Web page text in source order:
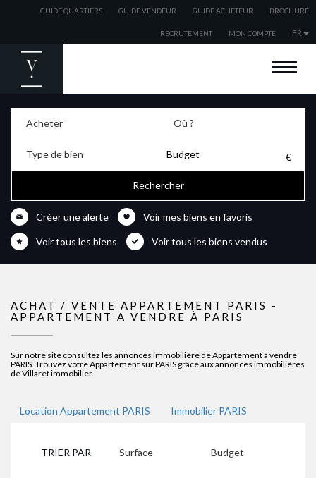
ACHETER
VENDRE
ESTIMER
EXPATRIÉS
NOS AGENCES
NOS ACTUALITÉS
GUIDE QUARTIERS GUIDE VENDEUR GUIDE ACHETEUR BROCHURE
RECRUTEMENT MON COMPTE FR
Acheter Où ?
Type de bien Budget
Créer une alerte Voir mes biens en favoris
Voir tous les biens Voir tous les biens vendus
ACHAT / VENTE APPARTEMENT PARIS -
APPARTEMENT A VENDRE À PARIS
Sur notre site consultez les annonces immobilière de Appartement à vendre
PARIS. Trouvez votre Appartement sur PARIS grâce aux annonces immobilières
de Villaret immobilier.
Location Appartement PARIS Immobilier PARIS
TRIER PAR Surface Budget